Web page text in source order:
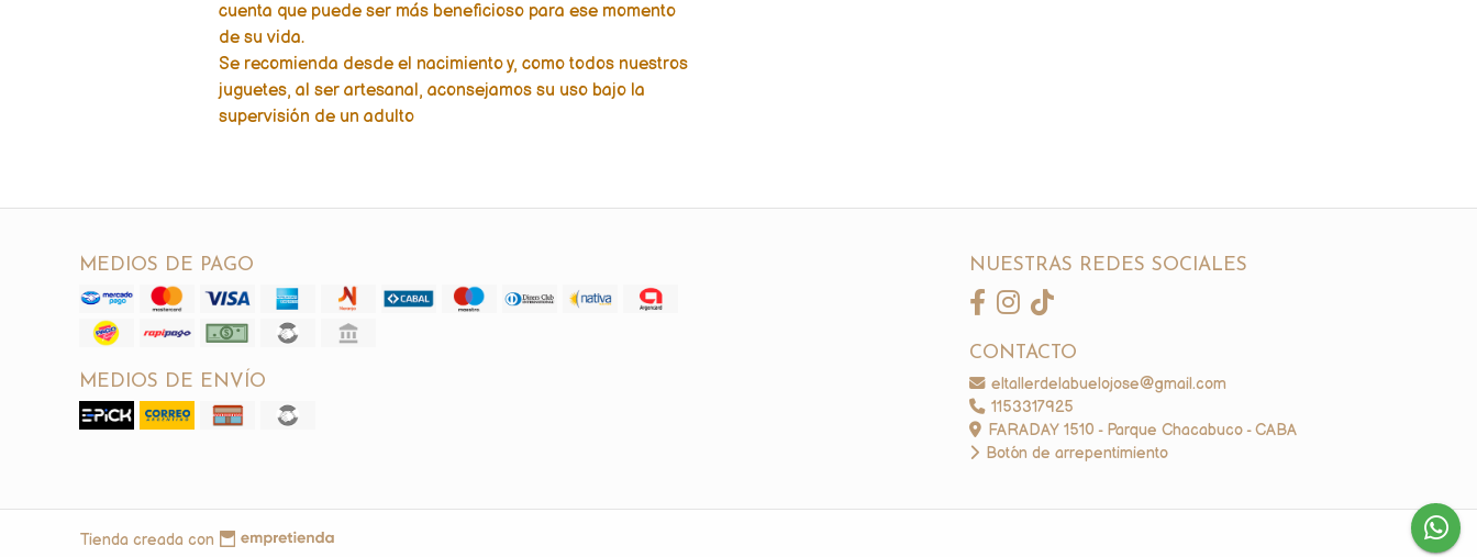
cuenta que puede ser más beneficioso para ese momento
de su vida.
Se recomienda desde el nacimiento y, como todos nuestros
juguetes, al ser artesanal, aconsejamos su uso bajo la
supervisión de un adulto
MEDIOS DE PAGO
MEDIOS DE ENVÍO
NUESTRAS REDES SOCIALES
CONTACTO
eltallerdelabuelojose@gmail.com
1153317925
FARADAY 1510 - Parque Chacabuco - CABA
Botón de arrepentimiento
Tienda creada con